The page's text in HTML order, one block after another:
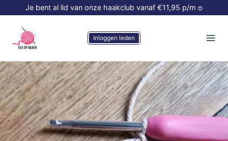
Doorgaan
naar
inhoud
Je bent al lid van onze haakclub vanaf €11,95 p/m 😍
Inloggen leden